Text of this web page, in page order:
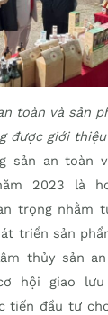
toàn và sản
được giới
sản an toàn
2023 là
trọng nhằm
triển sản
thủy sản
hội giao
tiến đầu tư